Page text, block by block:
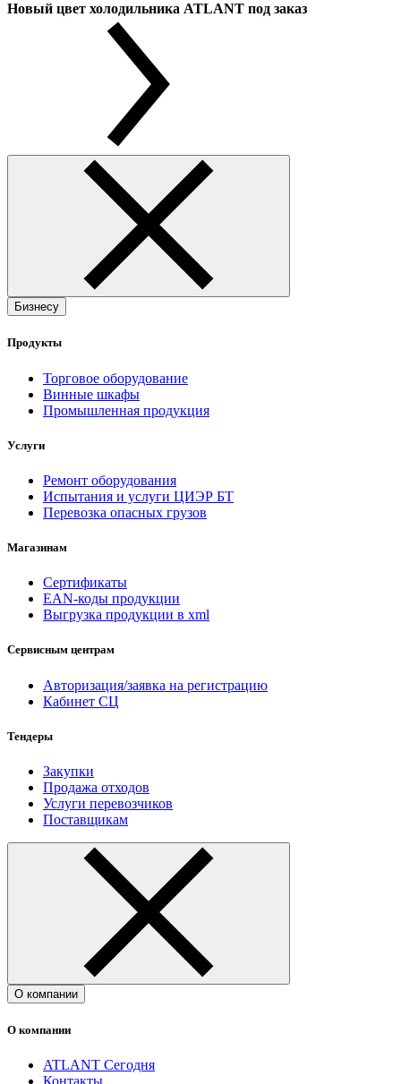
Новый цвет холодильника ATLANT под заказ
Бизнесу
Продукты
Торговое оборудование
Винные шкафы
Промышленная продукция
Услуги
Ремонт оборудования
Испытания и услуги ЦИЭР БТ
Перевозка опасных грузов
Магазинам
Сертификаты
EAN-коды продукции
Выгрузка продукции в xml
Сервисным центрам
Авторизация/заявка на регистрацию
Кабинет СЦ
Тендеры
Закупки
Продажа отходов
Услуги перевозчиков
Поставщикам
О компании
О компании
ATLANT Сегодня